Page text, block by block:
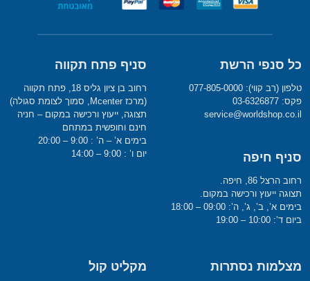
כל סנפי הרשת
טלפון (רב קווי): 077-805-0000
פקס: 03-6326877
service@worldshop.co.il
סניף חיפה
רחוב הרצל 86, חיפה.
תצוגה ייעוץ ורכישה במקום.
בימים א’, ב’, ג’, ה’: 09:00 – 18:00
ביום ד’: 10:00 – 19:00
סניף פתח תקווה
רחוב בן ציון גליס 18, פתח תקווה
(מרכז Mcenter, סמוך לצומת סגולה)
תצוגה, ייעוץ ורכישה במקום – חניה
חינם וחופשית במתחם
בימים א’ – ה’ : 9:00 – 20:00
יום ו’ : 9:00 – 14:00
מצלמות נסתרות מקליט קול